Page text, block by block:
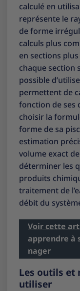
calculé en
représente le
de forme
calculs plus
en sections
chaque section
possible
permettent de
fonction de ses
choisir la
forme de sa
estimation
volume exact
déterminer les
produits
traitement de
débit du
Voir cette
apprendre à
nager
Les outils et
utiliser